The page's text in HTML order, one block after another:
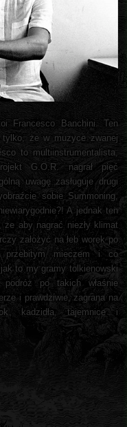
Francesco Banchini. Ten
tylko, że w muzyce zwanej
to multiinstrumentalista,
G.O.R. nagrał pięć
uwagę zasługuje drugi
sobie Summoning,
A jednak ten
że aby nagrać niezły klimat
założyć na łeb worek po
przebitym mieczem i co
to my gramy tolkienowski
po takich właśnie
i prawdziwie, zagrana na
kadzidła, tajemnice i